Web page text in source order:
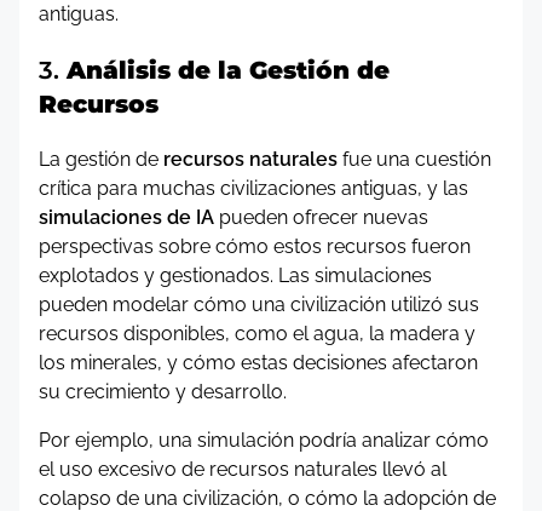
antiguas.
3.Análisis de la Gestión de
Recursos
La gestión de recursos naturales fue una cuestión
crítica para muchas civilizaciones antiguas, y las
simulaciones de IA pueden ofrecer nuevas
perspectivas sobre cómo estos recursos fueron
explotados y gestionados. Las simulaciones
pueden modelar cómo una civilización utilizó sus
recursos disponibles, como el agua, la madera y
los minerales, y cómo estas decisiones afectaron
su crecimiento y desarrollo.
Por ejemplo, una simulación podría analizar cómo
el uso excesivo de recursos naturales llevó al
colapso de una civilización, o cómo la adopción de